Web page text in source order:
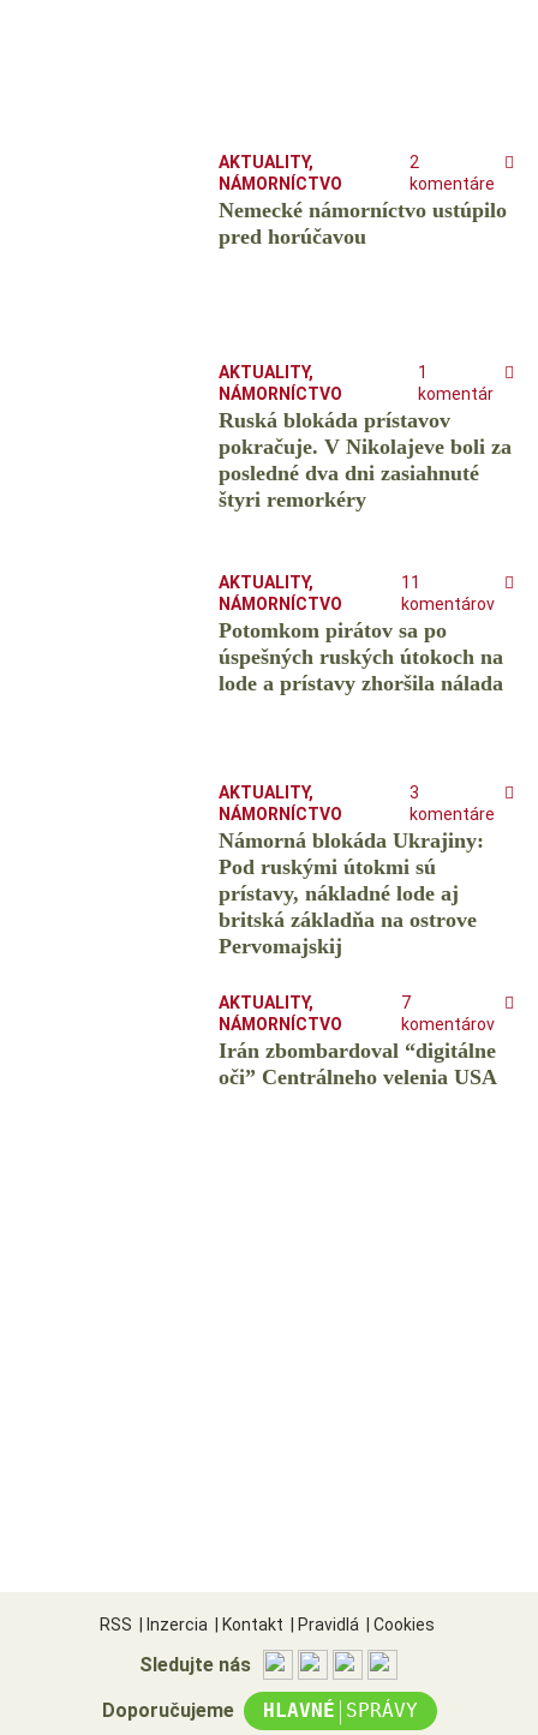
AKTUALITY,
NÁMORNÍCTVO
2
komentáre
Nemecké námorníctvo ustúpilo
pred horúčavou
AKTUALITY,
NÁMORNÍCTVO
1
komentár
Ruská blokáda prístavov
pokračuje. V Nikolajeve boli za
posledné dva dni zasiahnuté
štyri remorkéry
AKTUALITY,
NÁMORNÍCTVO
11
komentárov
Potomkom pirátov sa po
úspešných ruských útokoch na
lode a prístavy zhoršila nálada
AKTUALITY,
NÁMORNÍCTVO
3
komentáre
Námorná blokáda Ukrajiny:
Pod ruskými útokmi sú
prístavy, nákladné lode aj
britská základňa na ostrove
Pervomajskij
AKTUALITY,
NÁMORNÍCTVO
7
komentárov
Irán zbombardoval “digitálne
oči” Centrálneho velenia USA
RSS Inzercia Kontakt Pravidlá Cookies
Sledujte nás
Doporučujeme HLAVNÉ | SPRÁVY